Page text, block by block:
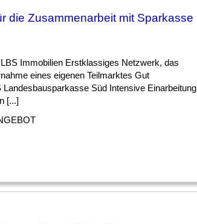
die Zusammenarbeit mit Sparkasse
Immobilien Erstklassiges Netzwerk, das
eines eigenen Teilmarktes Gut
Süd Intensive Einarbeitung
[...]